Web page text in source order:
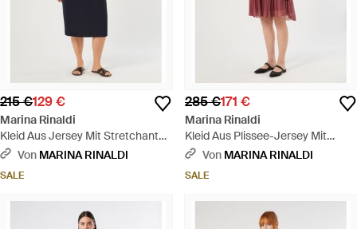
215 €129 €
Marina Rinaldi
Kleid Aus Jersey Mit Stretchanteil
Und Strick - Blau
Von MARINA RINALDI
SALE
285 €171 €
Marina Rinaldi
Kleid Aus Plissee-Jersey Mit
Schultertuch - Rot
Von MARINA RINALDI
SALE